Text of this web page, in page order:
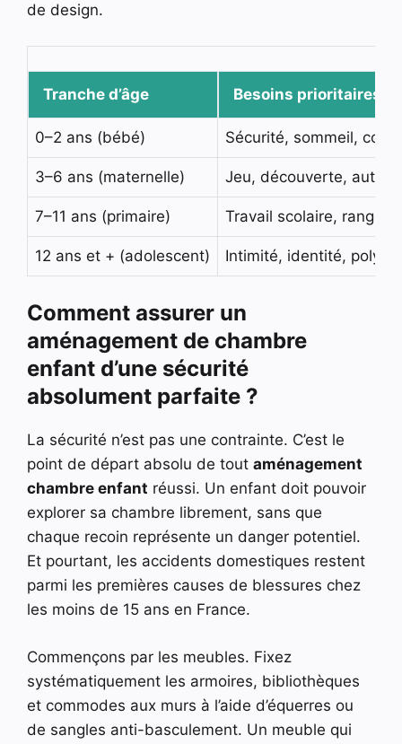
de design.
Tranche d’âge Besoins prioritaires
0–2 ans (bébé) Sécurité, sommeil,
3–6 ans (maternelle) Jeu, découverte,
7–11 ans (primaire) Travail scolaire,
12 ans et + (adolescent) Intimité, identité,
Comment assurer un
aménagement de chambre
enfant d’une sécurité
absolument parfaite ?
La sécurité n’est pas une contrainte. C’est le
point de départ absolu de tout aménagement
chambre enfant réussi. Un enfant doit pouvoir
explorer sa chambre librement, sans que
chaque recoin représente un danger potentiel.
Et pourtant, les accidents domestiques restent
parmi les premières causes de blessures chez
les moins de 15 ans en France.
Commençons par les meubles. Fixez
systématiquement les armoires, bibliothèques
et commodes aux murs à l’aide d’équerres ou
de sangles anti-basculement. Un meuble qui